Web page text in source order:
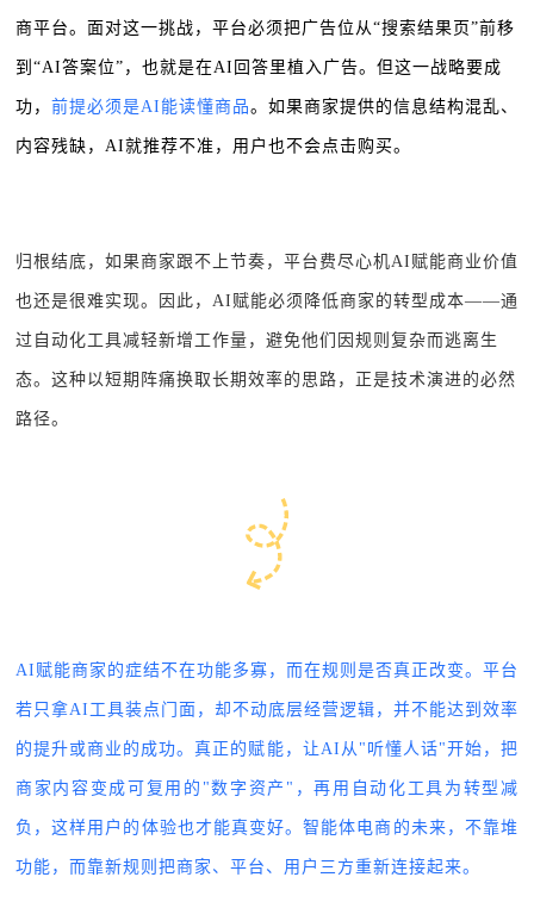
商平台。面对这一挑战，平台必须把广告位从“搜索结果页”前移
到“AI答案位”，也就是在AI回答里植入广告。但这一战略要成
功， 前提必须是AI能读懂商品。如果商家提供的信息结构混乱、
内容残缺，AI就推荐不准，用户也不会点击购买。
归根结底，如果商家跟不上节奏，平台费尽心机AI赋能商业价值
也还是很难实现。因此，AI赋能必须降低商家的转型成本——通
过自动化工具减轻新增工作量，避免他们因规则复杂而逃离生
态。这种以短期阵痛换取长期效率的思路，正是技术演进的必然
路径。
AI赋能商家的症结不在功能多寡，而在规则是否真正改变。平台
若只拿AI工具装点门面，却不动底层经营逻辑，并不能达到效率
的提升或商业的成功。真正的赋能，让AI从"听懂人话"开始，把
商家内容变成可复用的"数字资产"，再用自动化工具为转型减
负，这样用户的体验也才能真变好。智能体电商的未来，不靠堆
功能，而靠新规则把商家、平台、用户三方重新连接起来。